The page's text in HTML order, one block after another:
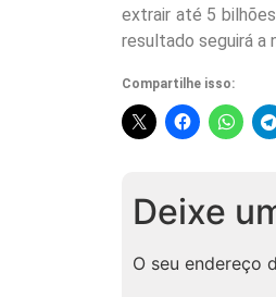
extrair até 5
resultado seguirá a
Compartilhe isso:
Deixe
O seu endereço